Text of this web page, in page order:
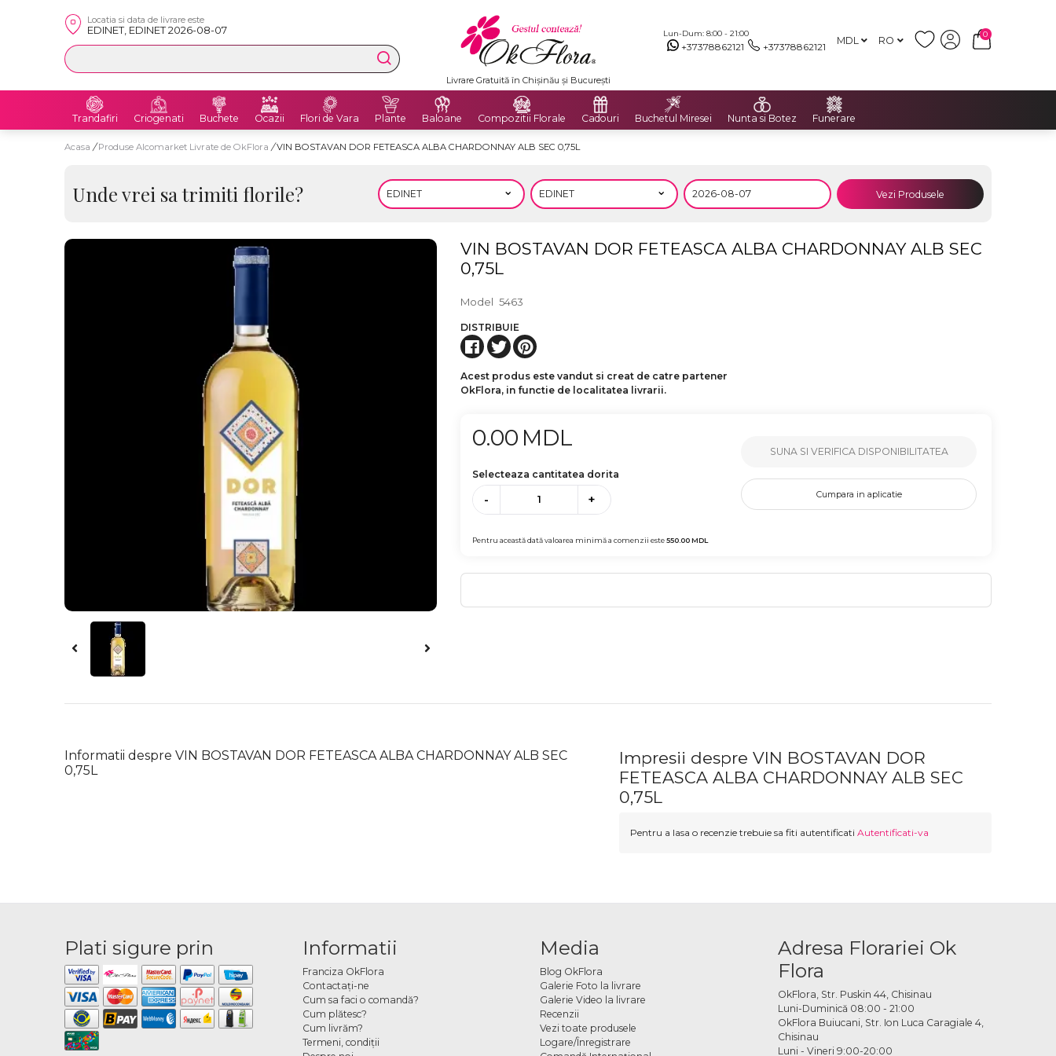
Locatia si data de livrare este
EDINET, EDINET 2026-08-07 Lun-Dum: 8:00 - 21:00
+37378862121 +37378862121 MDL RO
0
Livrare Gratuită în Chișinău și București
Trandafiri Criogenati Buchete Ocazii Flori de Vara Plante Baloane Compozitii Florale Cadouri Buchetul Miresei Nunta si Botez Funerare
Acasa / Produse Alcomarket Livrate de OkFlora / VIN BOSTAVAN DOR FETEASCA ALBA CHARDONNAY ALB SEC 0,75L
Unde vrei sa trimiti florile? Vezi Produsele
VIN BOSTAVAN DOR FETEASCA ALBA CHARDONNAY ALB SEC
0,75L
Model 5463
DISTRIBUIE
Acest produs este vandut si creat de catre partener
OkFlora, in functie de localitatea livrarii.
0.00 MDL
Selecteaza cantitatea dorita
- +
Pentru această dată valoarea minimă a comenzii este550.00MDL
SUNA SI VERIFICA DISPONIBILITATEA
Cumpara in aplicatie
Informatii despre VIN BOSTAVAN DOR FETEASCA ALBA CHARDONNAY ALB SEC
0,75L
Impresii despre VIN BOSTAVAN DOR
FETEASCA ALBA CHARDONNAY ALB SEC
0,75L
Pentru a lasa o recenzie trebuie sa fiti autentificati Autentificati-va
Plati sigure prin Informatii
Franciza OkFlora
Contactaţi-ne
Cum sa faci o comandă?
Cum plătesc?
Cum livrăm?
Termeni, condiţii
Media
Blog OkFlora
Galerie Foto la livrare
Galerie Video la livrare
Recenzii
Vezi toate produsele
Logare/Înregistrare
Adresa Florariei Ok
Flora
OkFlora, Str. Puskin 44, Chisinau
Luni-Duminică 08:00 - 21:00
OkFlora Buiucani, Str. Ion Luca Caragiale 4,
Chisinau
Luni - Vineri 9:00-20:00